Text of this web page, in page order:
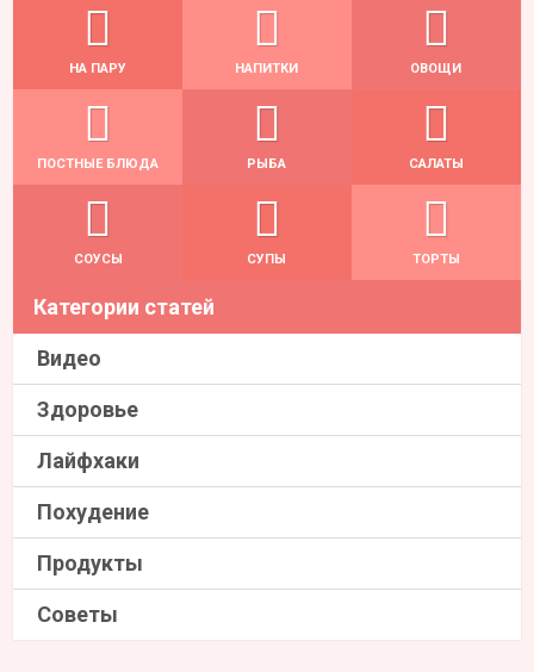
НА ПАРУ НАПИТКИ ОВОЩИ
ПОСТНЫЕ БЛЮДА РЫБА САЛАТЫ
СОУСЫ СУПЫ ТОРТЫ
Категории статей
Видео
Здоровье
Лайфхаки
Похудение
Продукты
Советы